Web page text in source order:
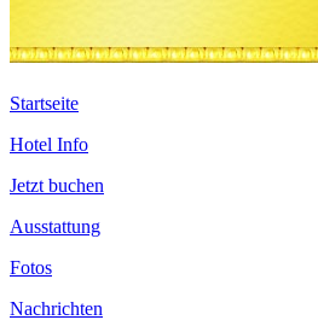
Startseite
Hotel Info
Jetzt buchen
Ausstattung
Fotos
Nachrichten